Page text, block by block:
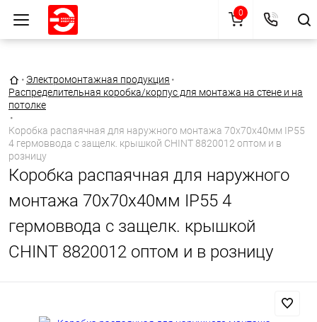
Главная страница
• Электромонтажная продукция •
Распределительная коробка/корпус для монтажа на стене и на
потолке
•
Коробка распаячная для наружного монтажа 70х70х40мм IP55
4 гермоввода с защелк. крышкой CHINT 8820012 оптом и в
розницу
Коробка распаячная для наружного
монтажа 70х70х40мм IP55 4
гермоввода с защелк. крышкой
CHINT 8820012 оптом и в розницу
0